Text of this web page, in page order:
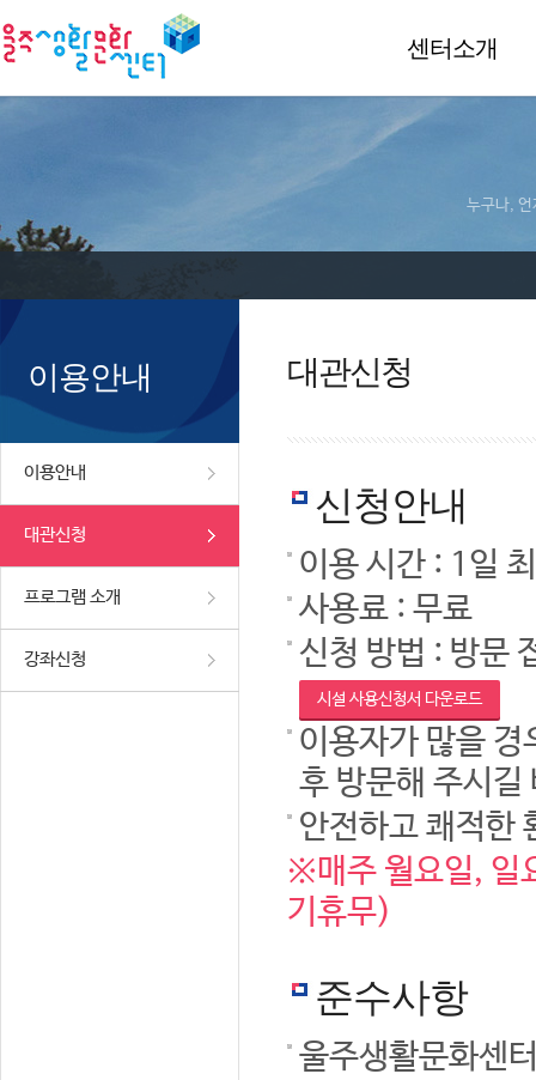
센터소개
누구나, 언
이용안내
이용안내
대관신청
프로그램 소개
강좌신청
대관신청
신청안내
이용 시간 : 1일
사용료 : 무료
신청 방법 : 방문
시설 사용신청서 다운로드
이용자가 많을 경
후 방문해 주시길
안전하고 쾌적한
※매주 월요일, 일
기휴무)
준수사항
울주생활문화센